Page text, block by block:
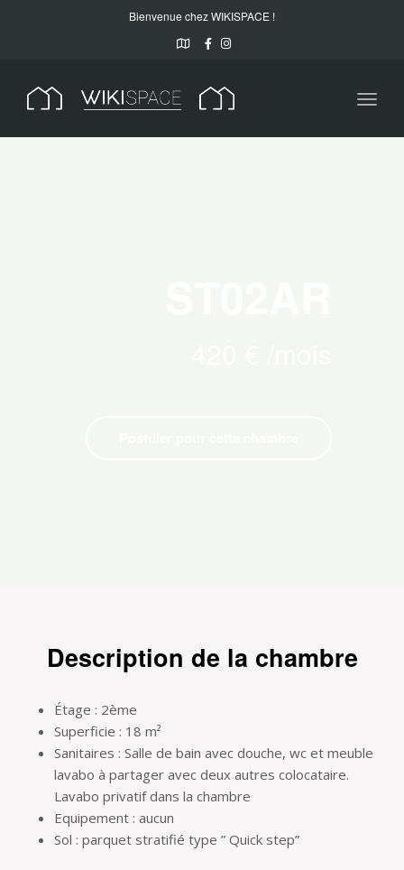
Bienvenue chez WIKISPACE !
Toggle
Description de la chambre
Étage : 2ème
Superficie : 18 m²
Sanitaires : Salle de bain avec douche, wc et meuble
lavabo à partager avec deux autres colocataire.
Lavabo privatif dans la chambre
Equipement : aucun
Sol : parquet stratifié type ” Quick step”